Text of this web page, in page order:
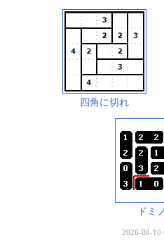
四角に切れ
ドミ
2026-08-10